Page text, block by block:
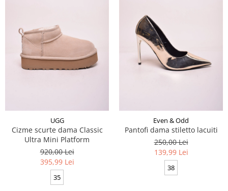
UGG
Cizme scurte dama Classic
Ultra Mini Platform
920,00 Lei
395,99 Lei
35
Even & Odd
Pantofi dama stiletto lacuiti
250,00 Lei
139,99 Lei
38